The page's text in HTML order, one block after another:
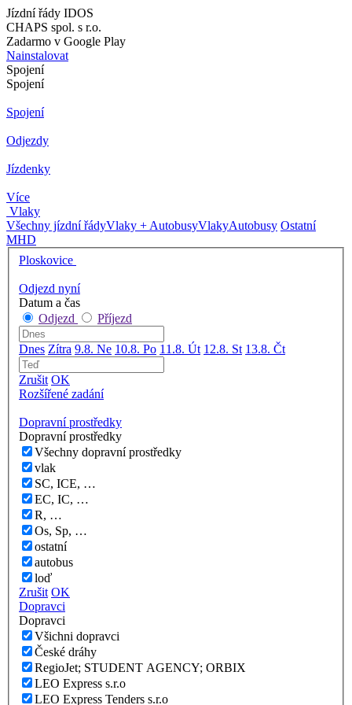
Jízdní řády IDOS
CHAPS spol. s r.o.
Zadarmo v Google Play
Nainstalovat
Spojení
Spojení
Spojení
Odjezdy
Jízdenky
Více
Vlaky
Všechny jízdní řádyVlaky + AutobusyVlakyAutobusy Ostatní
MHD
Ploskovice
Odjezd nyní
Datum a čas
Odjezd
Příjezd
Dnes Zítra 9.8. Ne 10.8. Po 11.8. Út 12.8. St 13.8. Čt
Zrušit OK
Rozšířené zadání
Dopravní prostředky
Dopravní prostředky
Všechny dopravní prostředky
vlak
SC, ICE, …
EC, IC, …
R, …
Os, Sp, …
ostatní
autobus
loď
Zrušit OK
Dopravci
Dopravci
Všichni dopravci
České dráhy
RegioJet; STUDENT AGENCY; ORBIX
LEO Express s.r.o
LEO Express Tenders s.r.o